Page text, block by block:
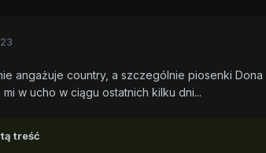
angażuje country, a szczególnie piosenki Dona
w ucho w ciągu ostatnich kilku dni...
treść